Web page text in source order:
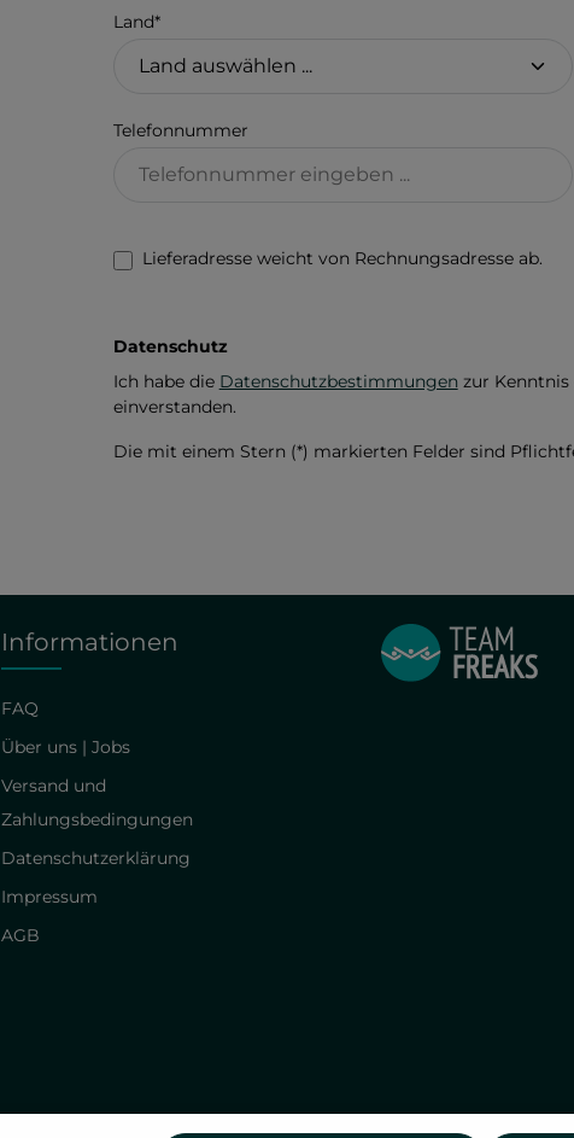
Land*
Telefonnummer
Lieferadresse weicht von Rechnungsadresse ab.
Datenschutz
Ich habe die Datenschutzbestimmungen zur
einverstanden.
Die mit einem Stern (*) markierten Felder sind
Informationen
FAQ
Über uns | Jobs
Versand und
Zahlungsbedingungen
Datenschutzerklärung
Impressum
AGB